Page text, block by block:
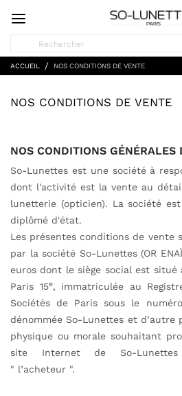
ACCUEIL NOS CONDITIONS DE VENTE
NOS CONDITIONS DE VENTE
NOS CONDITIONS GÉNÉRALES
So-Lunettes est une société à
dont l'activité est la vente au
lunetterie (opticien). La société
diplômé d'état.
Les présentes conditions de vente
par la société So-Lunettes (OR
euros dont le siège social est situé
Paris 15e, immatriculée au
Sociétés de Paris sous le
dénommée So-Lunettes et
physique ou morale souhaitant
site Internet de So-Lunettes
" l’acheteur ".